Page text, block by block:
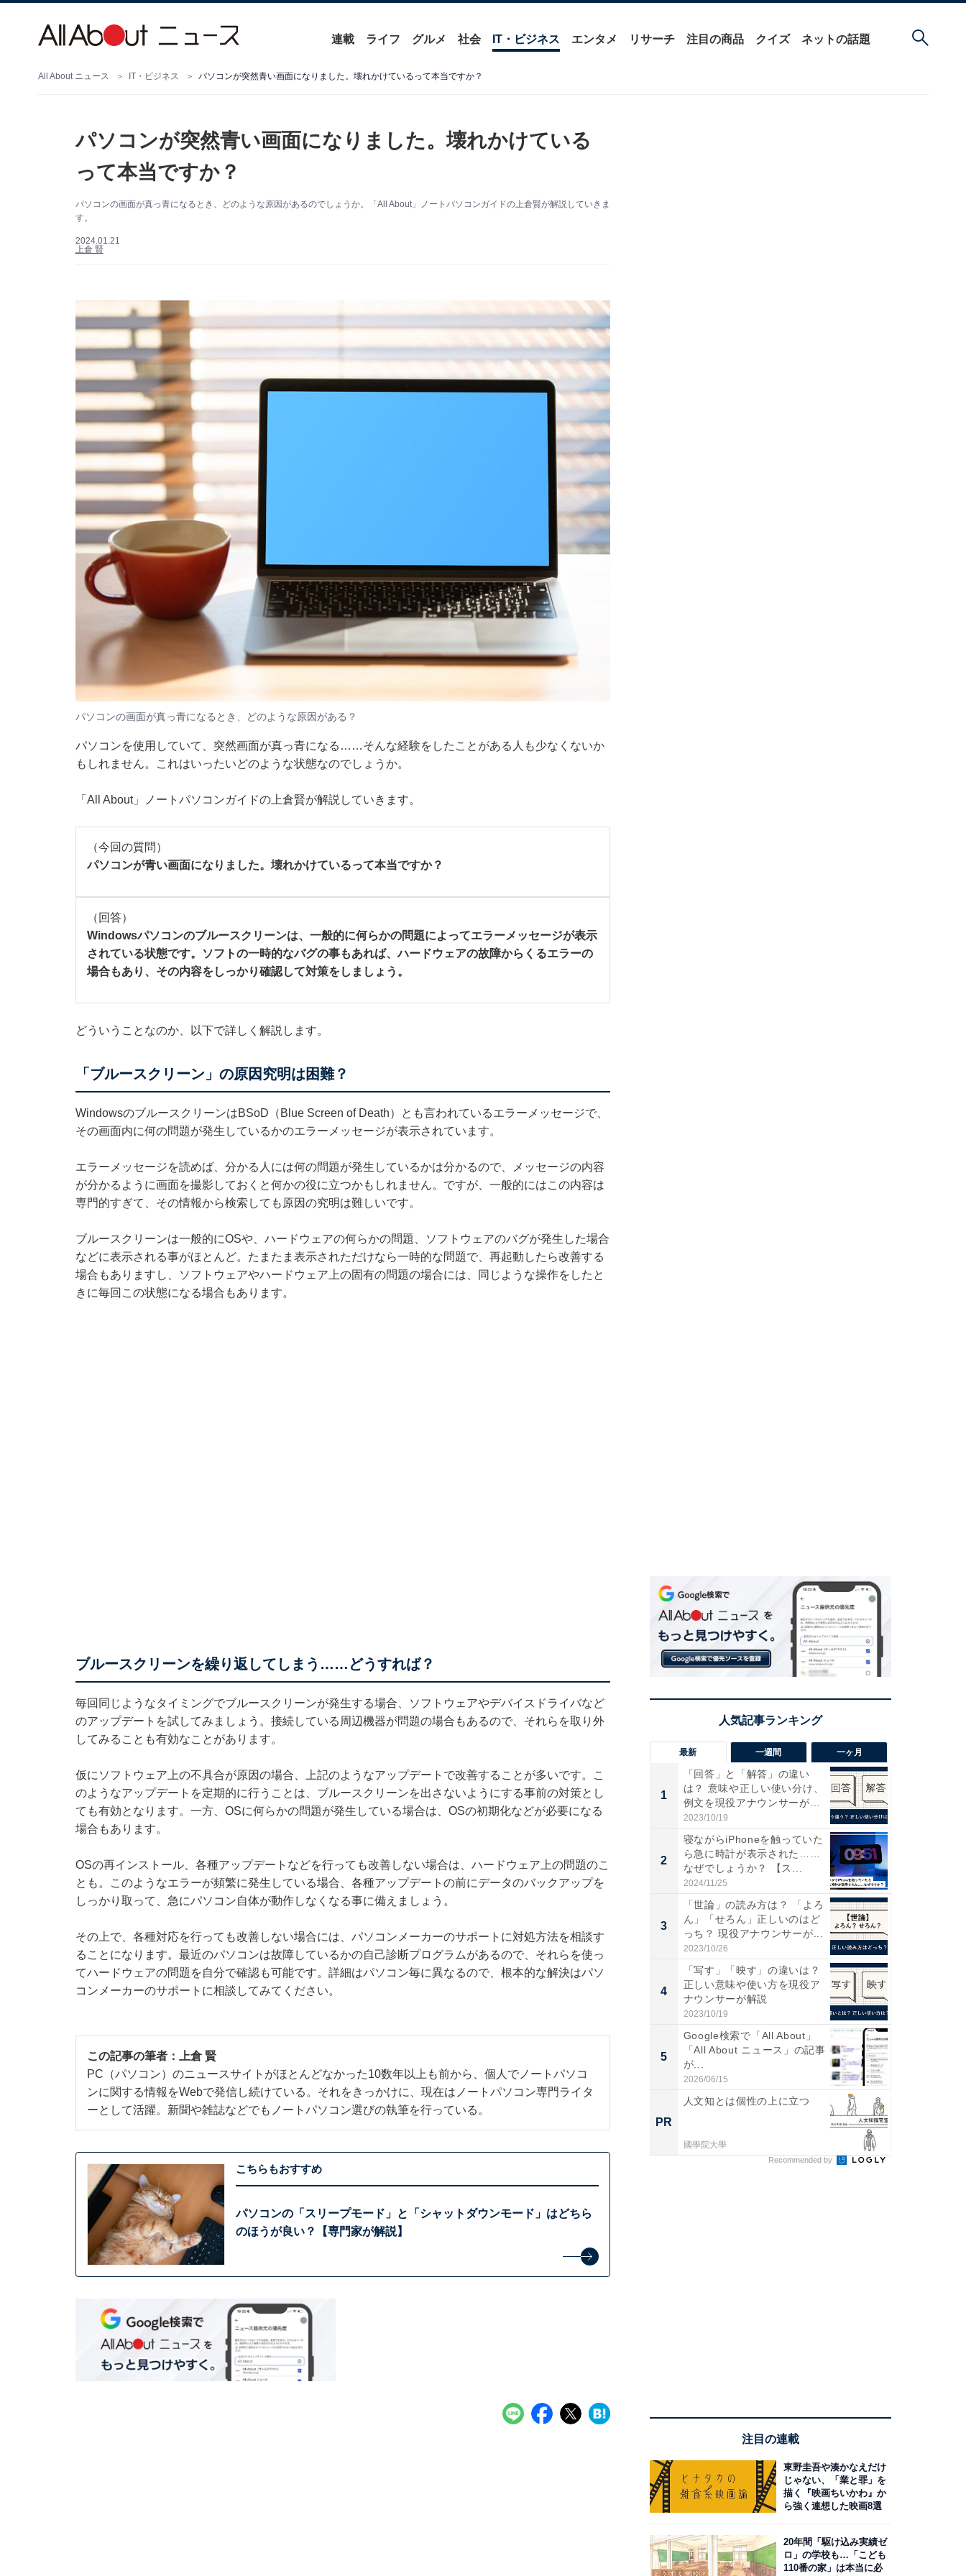
連載 ライフ グルメ 社会 IT・ビジネス エンタメ リサーチ 注目の商品 クイズ ネットの話題
All About ニュース IT・ビジネス パソコンが突然青い画面になりました。壊れかけているって本当ですか？
パソコンが突然青い画面になりました。壊れかけている
って本当ですか？
パソコンの画面が真っ青になるとき、どのような原因があるのでしょうか。「All About」ノートパソコンガイドの上倉賢が解説していきま
す。
2024.01.21
上倉 賢
パソコンの画面が真っ青になるとき、どのような原因がある？
パソコンを使用していて、突然画面が真っ青になる……そんな経験をしたことがある人も少なくないか
もしれません。これはいったいどのような状態なのでしょうか。
「All About」ノートパソコンガイドの上倉賢が解説していきます。
（今回の質問）
パソコンが青い画面になりました。壊れかけているって本当ですか？
（回答）
Windowsパソコンのブルースクリーンは、一般的に何らかの問題によってエラーメッセージが表示
されている状態です。ソフトの一時的なバグの事もあれば、ハードウェアの故障からくるエラーの
場合もあり、その内容をしっかり確認して対策をしましょう。
どういうことなのか、以下で詳しく解説します。
「ブルースクリーン」の原因究明は困難？
WindowsのブルースクリーンはBSoD（Blue Screen of Death）とも言われているエラーメッセージで、
その画面内に何の問題が発生しているかのエラーメッセージが表示されています。
エラーメッセージを読めば、分かる人には何の問題が発生しているかは分かるので、メッセージの内容
が分かるように画面を撮影しておくと何かの役に立つかもしれません。ですが、一般的にはこの内容は
専門的すぎて、その情報から検索しても原因の究明は難しいです。
ブルースクリーンは一般的にOSや、ハードウェアの何らかの問題、ソフトウェアのバグが発生した場合
などに表示される事がほとんど。たまたま表示されただけなら一時的な問題で、再起動したら改善する
場合もありますし、ソフトウェアやハードウェア上の固有の問題の場合には、同じような操作をしたと
きに毎回この状態になる場合もあります。
ブルースクリーンを繰り返してしまう……どうすれば？
毎回同じようなタイミングでブルースクリーンが発生する場合、ソフトウェアやデバイスドライバなど
のアップデートを試してみましょう。接続している周辺機器が問題の場合もあるので、それらを取り外
してみることも有効なことがあります。
仮にソフトウェア上の不具合が原因の場合、上記のようなアップデートで改善することが多いです。こ
のようなアップデートを定期的に行うことは、ブルースクリーンを出さないようにする事前の対策とし
ても有効となります。一方、OSに何らかの問題が発生している場合は、OSの初期化などが必要になる
場合もあります。
OSの再インストール、各種アップデートなどを行っても改善しない場合は、ハードウェア上の問題のこ
とも。このようなエラーが頻繁に発生している場合、各種アップデートの前にデータのバックアップを
しっかり取って、急にパソコン自体が動作しなくなる事に備えましょう。
その上で、各種対応を行っても改善しない場合には、パソコンメーカーのサポートに対処方法を相談す
ることになります。最近のパソコンは故障しているかの自己診断プログラムがあるので、それらを使っ
てハードウェアの問題を自分で確認も可能です。詳細はパソコン毎に異なるので、根本的な解決はパソ
コンメーカーのサポートに相談してみてください。
この記事の筆者：
上倉 賢
PC（パソコン）のニュースサイトがほとんどなかった10数年以上も前から、個人でノートパソコ
ンに関する情報をWebで発信し続けている。それをきっかけに、現在はノートパソコン専門ライタ
ーとして活躍。新聞や雑誌などでもノートパソコン選びの執筆を行っている。
こちらもおすすめ
パソコンの「スリープモード」と「シャットダウンモード」はどちら
のほうが良い？【専門家が解説】
最新 一週間 一ヶ月
1
「回答」と「解答」の違い
は？ 意味や正しい使い分け、
例文を現役アナウンサーが解
説
2023/10/19
2
寝ながらiPhoneを触っていた
ら急に時計が表示された……
なぜでしょうか？ 【ス...
2024/11/25
3
「世論」の読み方は？ 「よろ
ん」「せろん」正しいのはど
っち？ 現役アナウンサーが...
2023/10/26
4
「写す」「映す」の違いは？
正しい意味や使い方を現役ア
ナウンサーが解説
2023/10/19
5
Google検索で「All About」
「All About ニュース」の記事
が...
2026/06/15
PR
人文知とは個性の上に立つ
國學院大學
Recommended by
注目の連載
東野圭吾や湊かなえだけ
じゃない、「業と罪」を
描く『映画ちいかわ』か
ら強く連想した映画8選
20年間「駆け込み実績ゼ
ロ」の学校も…「こども
110番の家」は本当に必